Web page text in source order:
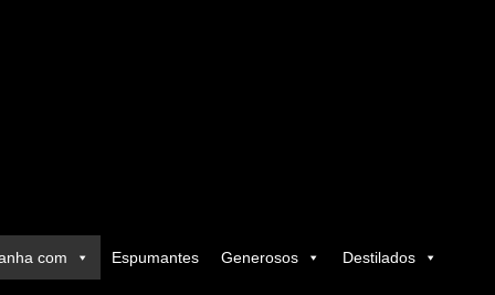
com Espumantes Generosos Destilados